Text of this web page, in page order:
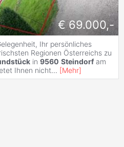
€ 69.000,-
Ihr persönliches
Regionen Österreichs zu
in 9560 Steindorf am
Ihnen nicht... [Mehr]